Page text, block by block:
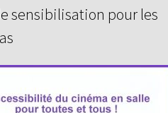
sensibilisation pour les